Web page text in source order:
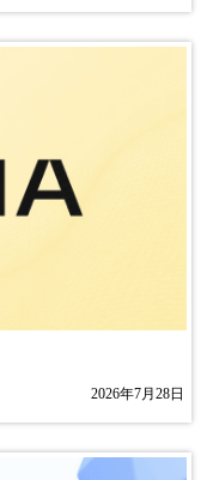
2026年7月28日